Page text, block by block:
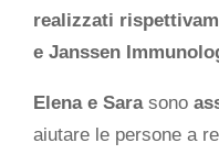
realizzati
e Janssen
Elena e Sarasono
aiutare le persone a